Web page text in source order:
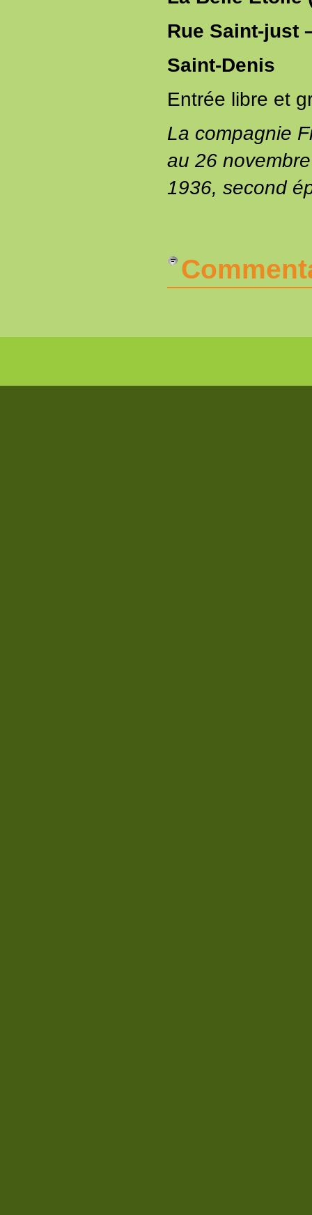
Rue Saint-just
Saint-Denis
Entrée libre et
La compagnie
au 26
1936, second